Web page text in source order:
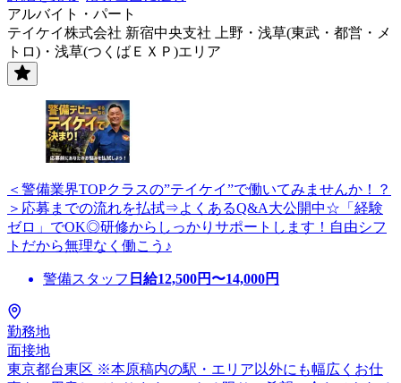
アルバイト・パート
テイケイ株式会社 新宿中央支社 上野・浅草(東武・都営・メ
トロ)・浅草(つくばＥＸＰ)エリア
＜警備業界TOPクラスの”テイケイ”で働いてみませんか！？
＞応募までの流れを払拭⇒よくあるQ&A大公開中☆「経験
ゼロ」でOK◎研修からしっかりサポートします！自由シフ
トだから無理なく働こう♪
警備スタッフ 日給12,500円〜14,000円
勤務地
面接地
東京都台東区 ※本原稿内の駅・エリア以外にも幅広くお仕